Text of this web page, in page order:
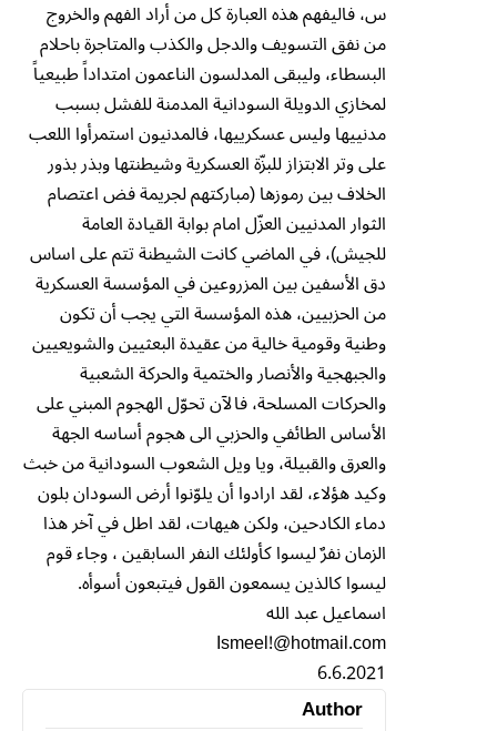
س، فاليفهم هذه العبارة كل من أراد الفهم والخروج
من نفق التسويف والدجل والكذب والمتاجرة باحلام
البسطاء، وليبقى المدلسون الناعمون امتداداً طبيعياً
لمخازي الدويلة السودانية المدمنة للفشل بسبب
مدنييها وليس عسكرييها، فالمدنيون استمرأوا اللعب
على وتر الابتزاز للبزّة العسكرية وشيطنتها وبذر بذور
الخلاف بين رموزها (مباركتهم لجريمة فض اعتصام
الثوار المدنيين العزّل امام بوابة القيادة العامة
للجيش)، في الماضي كانت الشيطنة تتم على اساس
دق الأسفين بين المزروعين في المؤسسة العسكرية
من الحزبيين، هذه المؤسسة التي يجب أن تكون
وطنية وقومية خالية من عقيدة البعثيين والشويعيين
والجبهجية والأنصار والختمية والحركة الشعبية
والحركات المسلحة، فالآن تحوّل الهجوم المبني على
الأساس الطائفي والحزبي الى هجوم أساسه الجهة
والعرق والقبيلة، ويا ويل الشعوب السودانية من خبث
وكيد هؤلاء، لقد ارادوا أن يلوّنوا أرض السودان بلون
دماء الكادحين، ولكن هيهات، لقد اطل في آخر هذا
الزمان نفرٌ ليسوا كأولئك النفر السابقين ، وجاء قوم
ليسوا كالذين يسمعون القول فيتبعون أسوأه.
اسماعيل عبد الله
Ismeel!@hotmail.com
6.6.2021
Author